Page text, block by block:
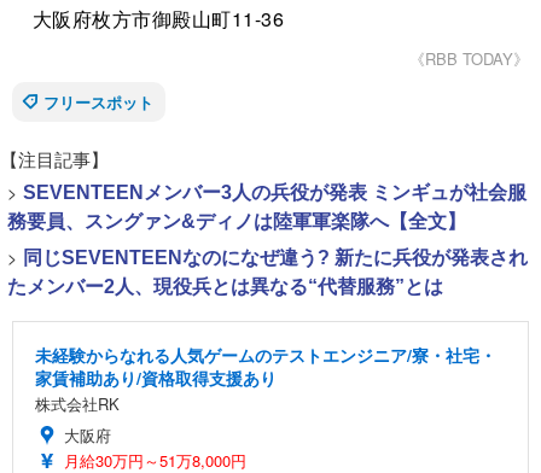
大阪府枚方市御殿山町11-36
《RBB TODAY》
フリースポット
【注目記事】
> SEVENTEENメンバー3人の兵役が発表 ミンギュが社会服
務要員、スングァン&ディノは陸軍軍楽隊へ【全文】
> 同じSEVENTEENなのになぜ違う? 新たに兵役が発表され
たメンバー2人、現役兵とは異なる“代替服務”とは
未経験からなれる人気ゲームのテストエンジニア/寮・社宅・
家賃補助あり/資格取得支援あり
株式会社RK
大阪府
月給30万円～51万8,000円